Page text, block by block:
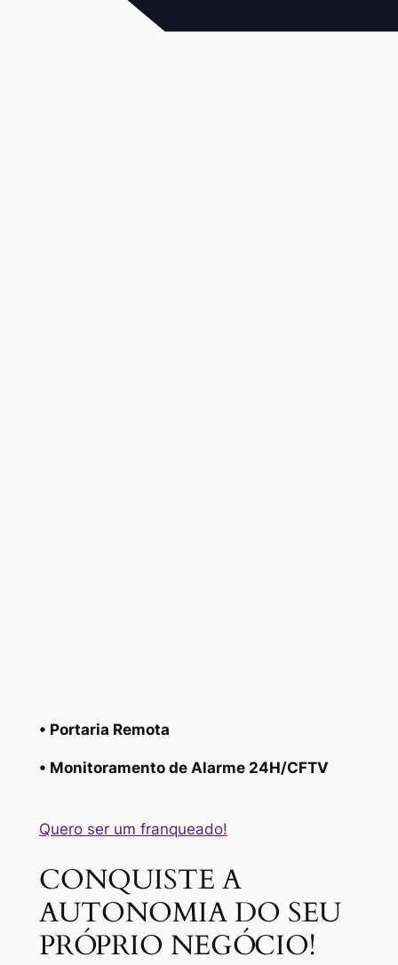
• Portaria Remota
• Monitoramento de Alarme 24H/CFTV
Quero ser um franqueado!
CONQUISTE A
AUTONOMIA DO SEU
PRÓPRIO NEGÓCIO!